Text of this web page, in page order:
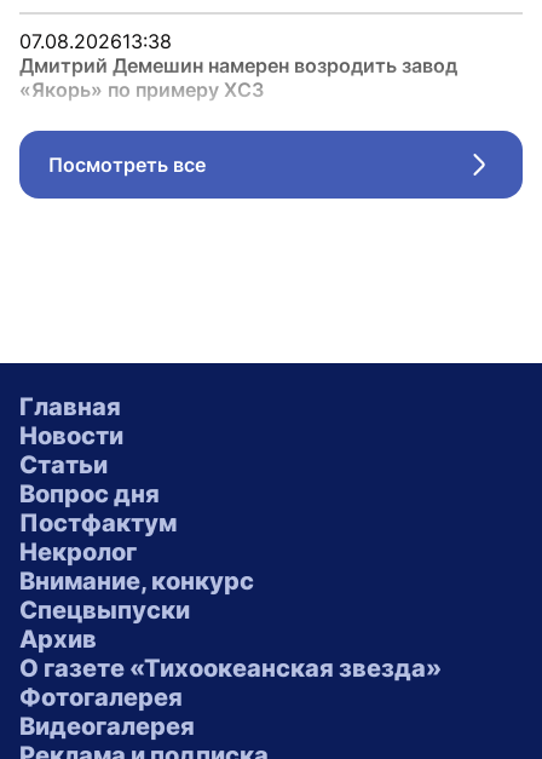
07.08.202613:38
Дмитрий Демешин намерен возродить завод
«Якорь» по примеру ХСЗ
Посмотреть все
Главная
Новости
Статьи
Вопрос дня
Постфактум
Некролог
Внимание, конкурс
Спецвыпуски
Архив
О газете «Тихоокеанская звезда»
Фотогалерея
Видеогалерея